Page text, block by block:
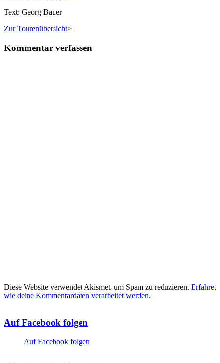
Text: Georg Bauer
Zur Tourenübersicht>
Kommentar verfassen
Diese Website verwendet Akismet, um Spam zu reduzieren. Erfahre,
wie deine Kommentardaten verarbeitet werden.
Auf Facebook folgen
Auf Facebook folgen